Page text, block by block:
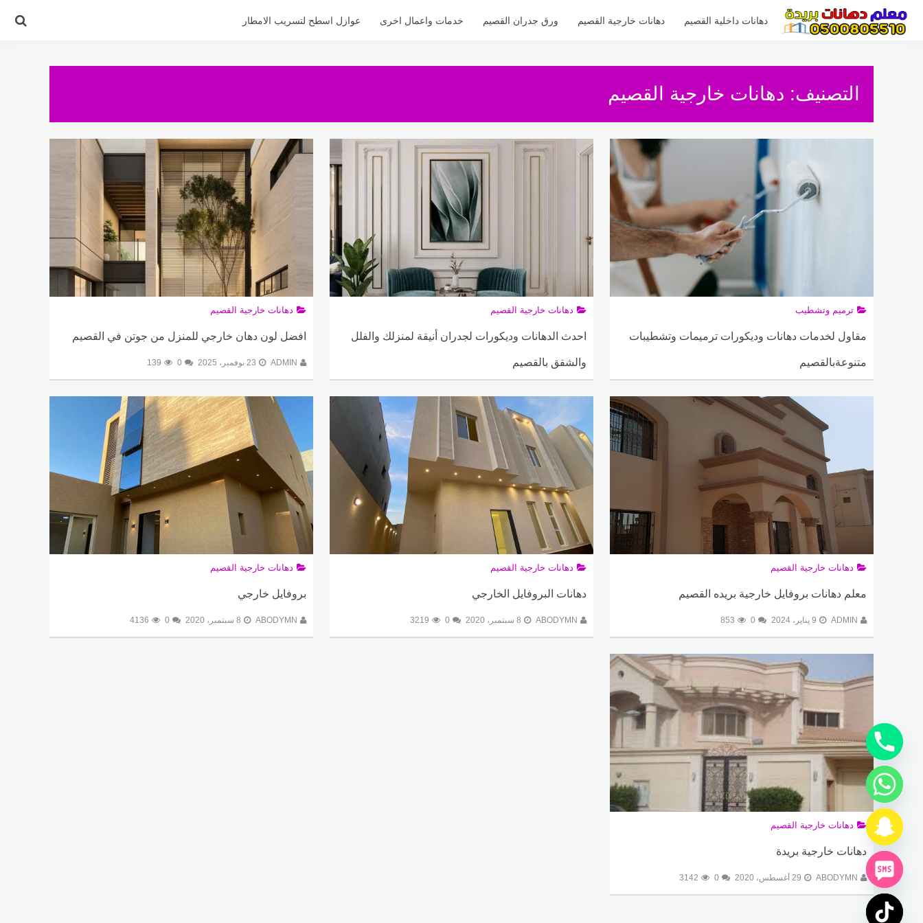
المحتوى
دهانات داخلية القصيم دهانات خارجية القصيم ورق جدران القصيم خدمات واعمال اخرى عوازل اسطح لتسريب الامطار
التصنيف: دهانات خارجية القصيم
ترميم وتشطيب
مقاول لخدمات دهانات وديكورات ترميمات وتشطيبات
متنوعةبالقصيم
دهانات خارجية القصيم
احدث الدهانات وديكورات لجدران أنيقة لمنزلك والفلل
والشقق بالقصيم
دهانات خارجية القصيم
افضل لون دهان خارجي للمنزل من جوتن في القصيم
ADMIN 23 نوفمبر، 2025 0
139
دهانات خارجية القصيم
معلم دهانات بروفايل خارجية بريده القصيم
ADMIN 9 يناير، 2024 0
853
دهانات خارجية القصيم
دهانات البروفايل الخارجي
ABODYMN 8 سبتمبر، 2020 0
3219
دهانات خارجية القصيم
بروفايل خارجي
ABODYMN 8 سبتمبر، 2020 0
4136
دهانات خارجية القصيم
دهانات خارجية بريدة
ABODYMN 29 أغسطس، 2020 0
3142